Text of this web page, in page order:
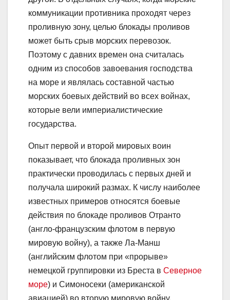
коммуникации противника проходят через
проливную зону, целью блокады проливов
может быть срыв морских перевозок.
Поэтому с давних времен она считалась
одним из способов завоевания господства
на море и являлась составной частью
морских боевых действий во всех войнах,
которые вели империалистические
государства.
Опыт первой и второй мировых воин
показывает, что блокада проливных зон
практически проводилась с первых дней и
получала широкий размах. К числу наиболее
известных примеров относятся боевые
действия по блокаде проливов Отранто
(англо-французским флотом в первую
мировую войну), а также Ла-Манш
(английским флотом при «прорыве»
немецкой группировки из Бреста в Северное
море) и Симоносеки (американской
авиацией) во вторую мировую войну.